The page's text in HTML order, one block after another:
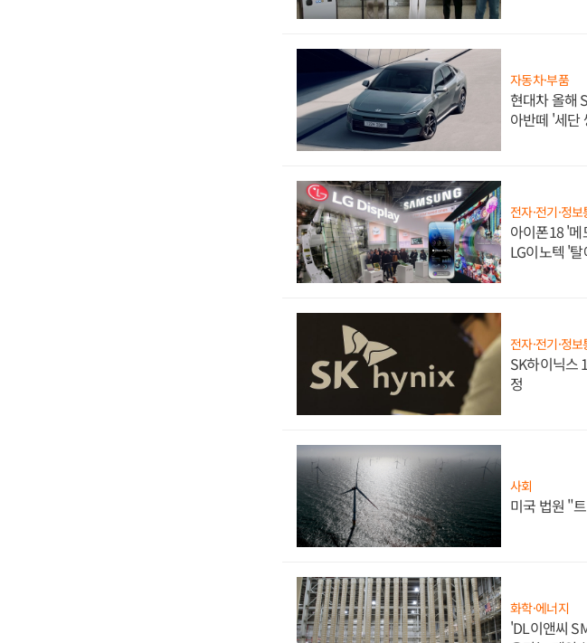
자동차·부품
현대차 올해
아반떼 '세단
전자·전기·정보
아이폰18 '메
LG이노텍 '
전자·전기·정보
SK하이닉스
정
사회
미국 법원 "
화학·에너지
'DL이앤씨